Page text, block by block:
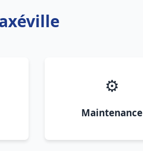
⚙️
Maintenance